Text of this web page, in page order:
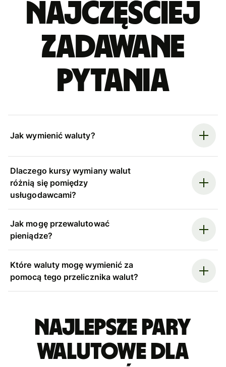
Najczęściej
zadawane
pytania
Jak wymienić waluty?
Dlaczego kursy wymiany walut
różnią się pomiędzy
usługodawcami?
Jak mogę przewalutować
pieniądze?
Które waluty mogę wymienić za
pomocą tego przelicznika walut?
Najlepsze pary
walutowe dla